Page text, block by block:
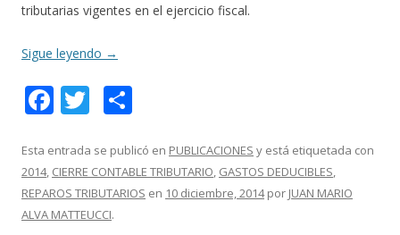
tributarias vigentes en el ejercicio fiscal.
Sigue leyendo →
F
e
b
o
T
itt
er
m
p
Esta entrada se publicó en PUBLICACIONES y está etiquetada con
2014, CIERRE CONTABLE TRIBUTARIO, GASTOS DEDUCIBLES,
REPAROS TRIBUTARIOS en 10 diciembre, 2014por JUAN MARIO
ALVA MATTEUCCI.